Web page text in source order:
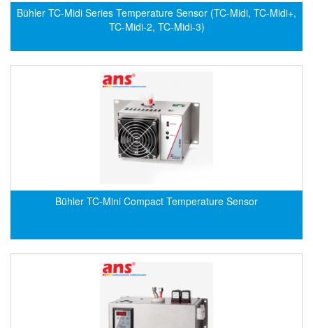
Electro Industries
Electro-Sensors Vietnam
Elektrophysik Vietnam
Elettrotek Kabel
ELMEKO
ELMESS-Thermosystemtechnik
Bühler TC-Midi Series Temperature Sensor (TC-Midi, TC-Midi+,
TC-Midi-2, TC-Midi-3)
Bühler TC-Mini Compact Temperature Sensor